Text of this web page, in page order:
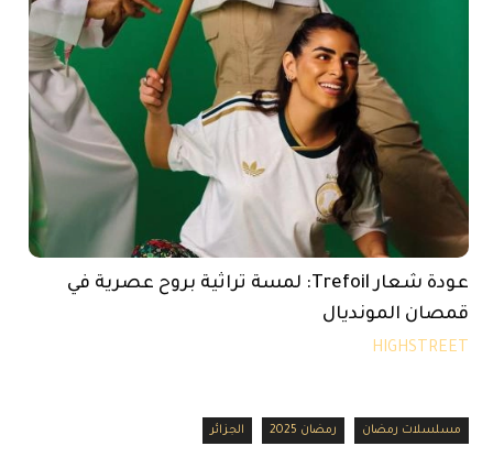
عودة شعار Trefoil: لمسة تراثية بروح عصرية في
قمصان المونديال
HIGHSTREET
مسلسلات رمضان رمضان 2025 الجزائر